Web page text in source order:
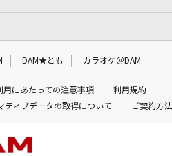
DAM★とも カラオケ＠DAM
用にあたっての注意事項
利用規約
ティブデータの取得について ご契約方法